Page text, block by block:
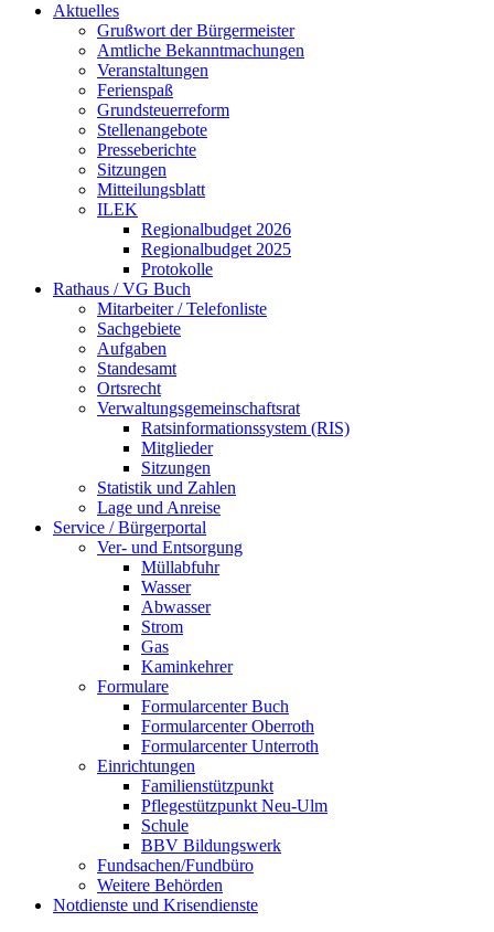
Aktuelles
Grußwort der Bürgermeister
Amtliche Bekanntmachungen
Veranstaltungen
Ferienspaß
Grundsteuerreform
Stellenangebote
Presseberichte
Sitzungen
Mitteilungsblatt
ILEK
Regionalbudget 2026
Regionalbudget 2025
Protokolle
Rathaus / VG Buch
Mitarbeiter / Telefonliste
Sachgebiete
Aufgaben
Standesamt
Ortsrecht
Verwaltungsgemeinschaftsrat
Ratsinformationssystem (RIS)
Mitglieder
Sitzungen
Statistik und Zahlen
Lage und Anreise
Service / Bürgerportal
Ver- und Entsorgung
Müllabfuhr
Wasser
Abwasser
Strom
Gas
Kaminkehrer
Formulare
Formularcenter Buch
Formularcenter Oberroth
Formularcenter Unterroth
Einrichtungen
Familienstützpunkt
Pflegestützpunkt Neu-Ulm
Schule
BBV Bildungswerk
Fundsachen/Fundbüro
Weitere Behörden
Notdienste und Krisendienste